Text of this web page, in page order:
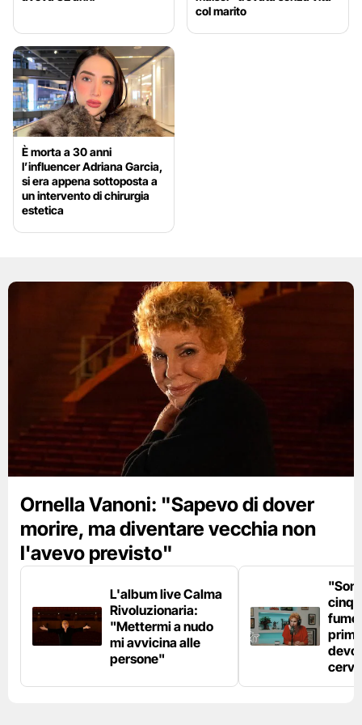
col marito
È morta a 30 anni
l’influencer Adriana Garcia,
si era appena sottoposta a
un intervento di chirurgia
estetica
Ornella Vanoni: "Sapevo di dover
morire, ma diventare vecchia non
l'avevo previsto"
L'album live Calma
Rivoluzionaria:
"Mettermi a nudo
mi avvicina alle
persone"
fumo
devo